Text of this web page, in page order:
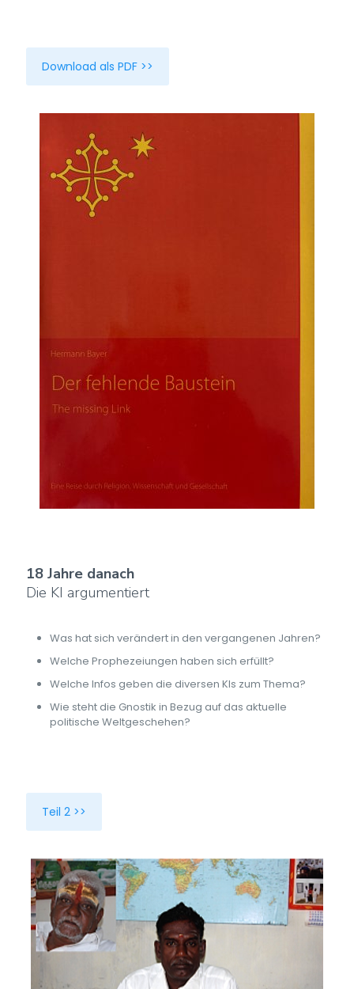
Download als PDF >>
18 Jahre danach
Die KI argumentiert
Was hat sich verändert in den vergangenen Jahren?
Welche Prophezeiungen haben sich erfüllt?
Welche Infos geben die diversen KIs zum Thema?
Wie steht die Gnostik in Bezug auf das aktuelle
politische Weltgeschehen?
Teil 2 >>